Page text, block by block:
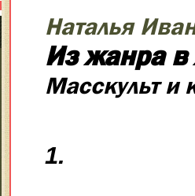
Наталья
Из жанра в
Масскульт и
1.